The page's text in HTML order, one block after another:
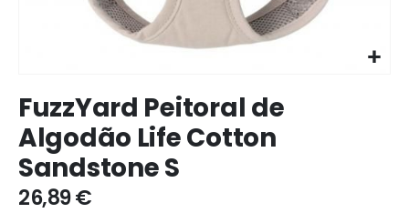
para
o
início
da
galeria
de
FuzzYard Peitoral de
Algodão Life Cotton
Sandstone S
26,89 €